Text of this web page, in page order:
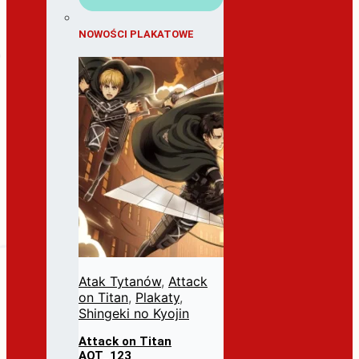
NOWOŚCI PLAKATOWE
Atak Tytanów, Attack
on Titan, Plakaty,
Shingeki no Kyojin
Attack on Titan
AOT_123